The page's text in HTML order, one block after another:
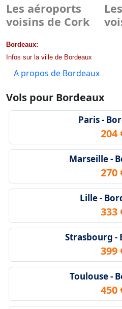
Les aéroports
voisins de Cork
Bordeaux:
Infos sur la ville de Bordeaux
A propos de Bordeaux
Vols pour Bordeaux
Paris -
204
Marseille -
270
Lille -
333
Strasbourg -
399
Toulouse -
450